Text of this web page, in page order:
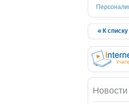
К
Новости